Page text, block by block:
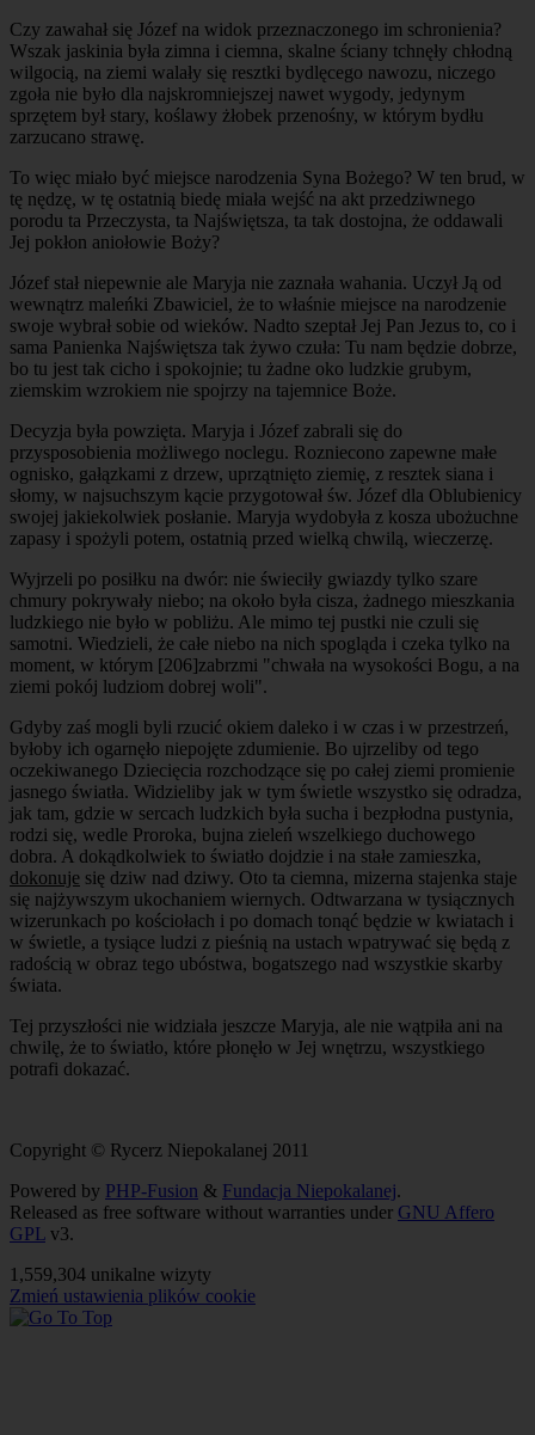
Czy zawahał się Józef na widok przeznaczonego im schronienia?
Wszak jaskinia była zimna i ciemna, skalne ściany tchnęły chłodną
wilgocią, na ziemi walały się resztki bydlęcego nawozu, niczego
zgoła nie było dla najskromniejszej nawet wygody, jedynym
sprzętem był stary, koślawy żłobek przenośny, w którym bydłu
zarzucano strawę.
To więc miało być miejsce narodzenia Syna Bożego? W ten brud, w
tę nędzę, w tę ostatnią biedę miała wejść na akt przedziwnego
porodu ta Przeczysta, ta Najświętsza, ta tak dostojna, że oddawali
Jej pokłon aniołowie Boży?
Józef stał niepewnie ale Maryja nie zaznała wahania. Uczył Ją od
wewnątrz maleńki Zbawiciel, że to właśnie miejsce na narodzenie
swoje wybrał sobie od wieków. Nadto szeptał Jej Pan Jezus to, co i
sama Panienka Najświętsza tak żywo czuła: Tu nam będzie dobrze,
bo tu jest tak cicho i spokojnie; tu żadne oko ludzkie grubym,
ziemskim wzrokiem nie spojrzy na tajemnice Boże.
Decyzja była powzięta. Maryja i Józef zabrali się do
przysposobienia możliwego noclegu. Rozniecono zapewne małe
ognisko, gałązkami z drzew, uprzątnięto ziemię, z resztek siana i
słomy, w najsuchszym kącie przygotował św. Józef dla Oblubienicy
swojej jakiekolwiek posłanie. Maryja wydobyła z kosza ubożuchne
zapasy i spożyli potem, ostatnią przed wielką chwilą, wieczerzę.
Wyjrzeli po posiłku na dwór: nie świeciły gwiazdy tylko szare
chmury pokrywały niebo; na około była cisza, żadnego mieszkania
ludzkiego nie było w pobliżu. Ale mimo tej pustki nie czuli się
samotni. Wiedzieli, że całe niebo na nich spogląda i czeka tylko na
moment, w którym [206]zabrzmi "chwała na wysokości Bogu, a na
ziemi pokój ludziom dobrej woli".
Gdyby zaś mogli byli rzucić okiem daleko i w czas i w przestrzeń,
byłoby ich ogarnęło niepojęte zdumienie. Bo ujrzeliby od tego
oczekiwanego Dziecięcia rozchodzące się po całej ziemi promienie
jasnego światła. Widzieliby jak w tym świetle wszystko się odradza,
jak tam, gdzie w sercach ludzkich była sucha i bezpłodna pustynia,
rodzi się, wedle Proroka, bujna zieleń wszelkiego duchowego
dobra. A dokądkolwiek to światło dojdzie i na stałe zamieszka,
dokonuje się dziw nad dziwy. Oto ta ciemna, mizerna stajenka staje
się najżywszym ukochaniem wiernych. Odtwarzana w tysiącznych
wizerunkach po kościołach i po domach tonąć będzie w kwiatach i
w świetle, a tysiące ludzi z pieśnią na ustach wpatrywać się będą z
radością w obraz tego ubóstwa, bogatszego nad wszystkie skarby
świata.
Tej przyszłości nie widziała jeszcze Maryja, ale nie wątpiła ani na
chwilę, że to światło, które płonęło w Jej wnętrzu, wszystkiego
potrafi dokazać.
Copyright © Rycerz Niepokalanej 2011
Powered by PHP-Fusion & Fundacja Niepokalanej.
Released as free software without warranties under GNU Affero
GPL v3.
1,559,304 unikalne wizyty
Zmień ustawienia plików cookie